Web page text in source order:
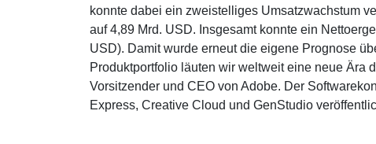
konnte dabei ein zweistelliges Umsatzwachstum
auf 4,89 Mrd. USD. Insgesamt konnte ein
USD). Damit wurde erneut die eigene Prognose
Produktportfolio läuten wir weltweit eine neue Ära
Vorsitzender und CEO von Adobe. Der
Express, Creative Cloud und GenStudio